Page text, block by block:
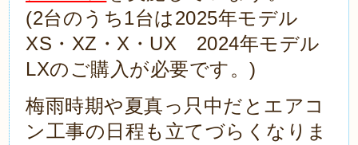
(2台のうち1台は2025年モデル
XS・XZ・X・UX 2024年モデル
LXのご購入が必要です。)
梅雨時期や夏真っ只中だとエアコ
ン工事の日程も立てづらくなりま